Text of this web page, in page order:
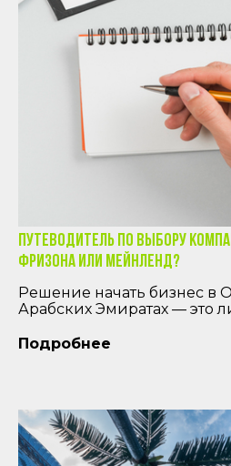
Путеводитель по выбору
фризона или мейнленд?
Решение начать бизнес в
Арабских Эмиратах — это
Подробнее